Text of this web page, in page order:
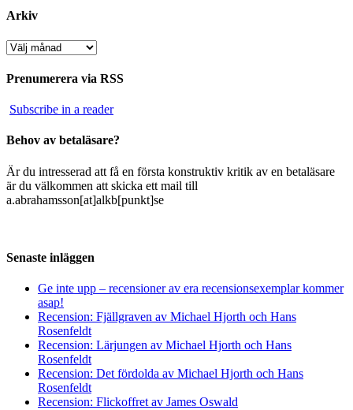
Arkiv
Arkiv
Prenumerera via RSS
Subscribe in a reader
Behov av betaläsare?
Är du intresserad att få en första konstruktiv kritik av en betaläsare
är du välkommen att skicka ett mail till
a.abrahamsson[at]alkb[punkt]se
Senaste inläggen
Ge inte upp – recensioner av era recensionsexemplar kommer
asap!
Recension: Fjällgraven av Michael Hjorth och Hans
Rosenfeldt
Recension: Lärjungen av Michael Hjorth och Hans
Rosenfeldt
Recension: Det fördolda av Michael Hjorth och Hans
Rosenfeldt
Recension: Flickoffret av James Oswald